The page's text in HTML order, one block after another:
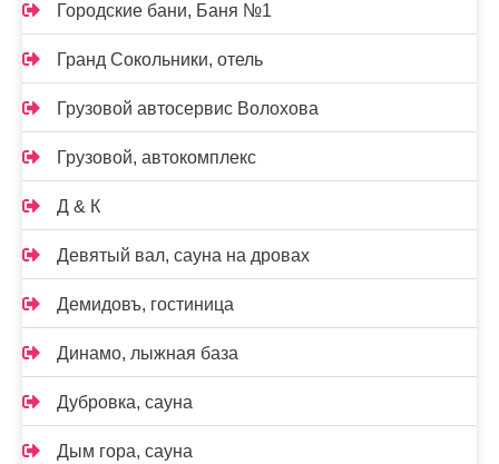
Городские бани, Баня №1
Гранд Сокольники, отель
Грузовой автосервис Волохова
Грузовой, автокомплекс
Д & К
Девятый вал, сауна на дровах
Демидовъ, гостиница
Динамо, лыжная база
Дубровка, сауна
Дым гора, сауна